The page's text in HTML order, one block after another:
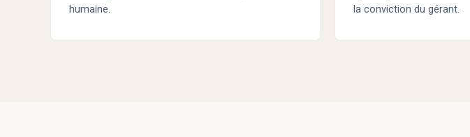
humaine.
la conviction du gérant.